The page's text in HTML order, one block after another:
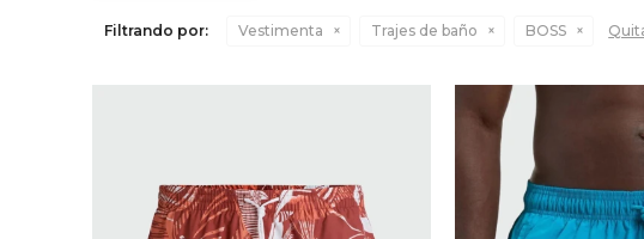
Filtrando por: Vestimenta Trajes de baño BOSS